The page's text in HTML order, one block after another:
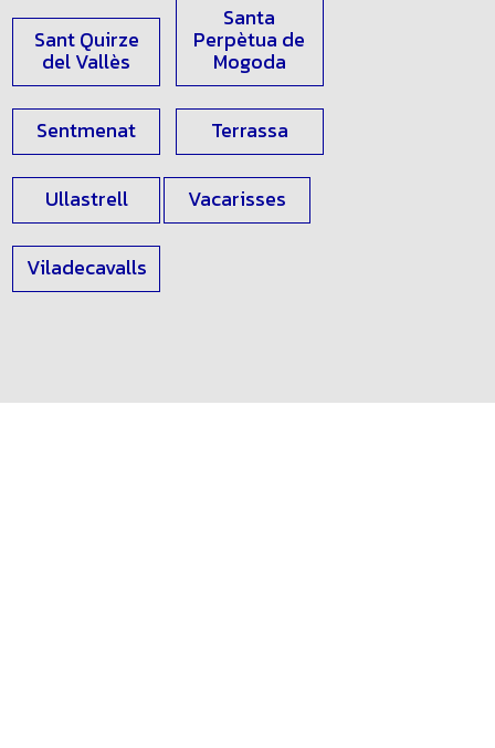
Sant Quirze
del Vallès
Santa
Perpètua de
Mogoda
Sentmenat Terrassa
Ullastrell Vacarisses
Viladecavalls